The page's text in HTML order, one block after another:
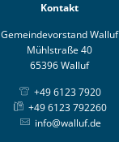
Kontakt
Gemeindevorstand Walluf
Mühlstraße 40
65396 Walluf
+49 6123 7920
+49 6123 792260
info@walluf.de